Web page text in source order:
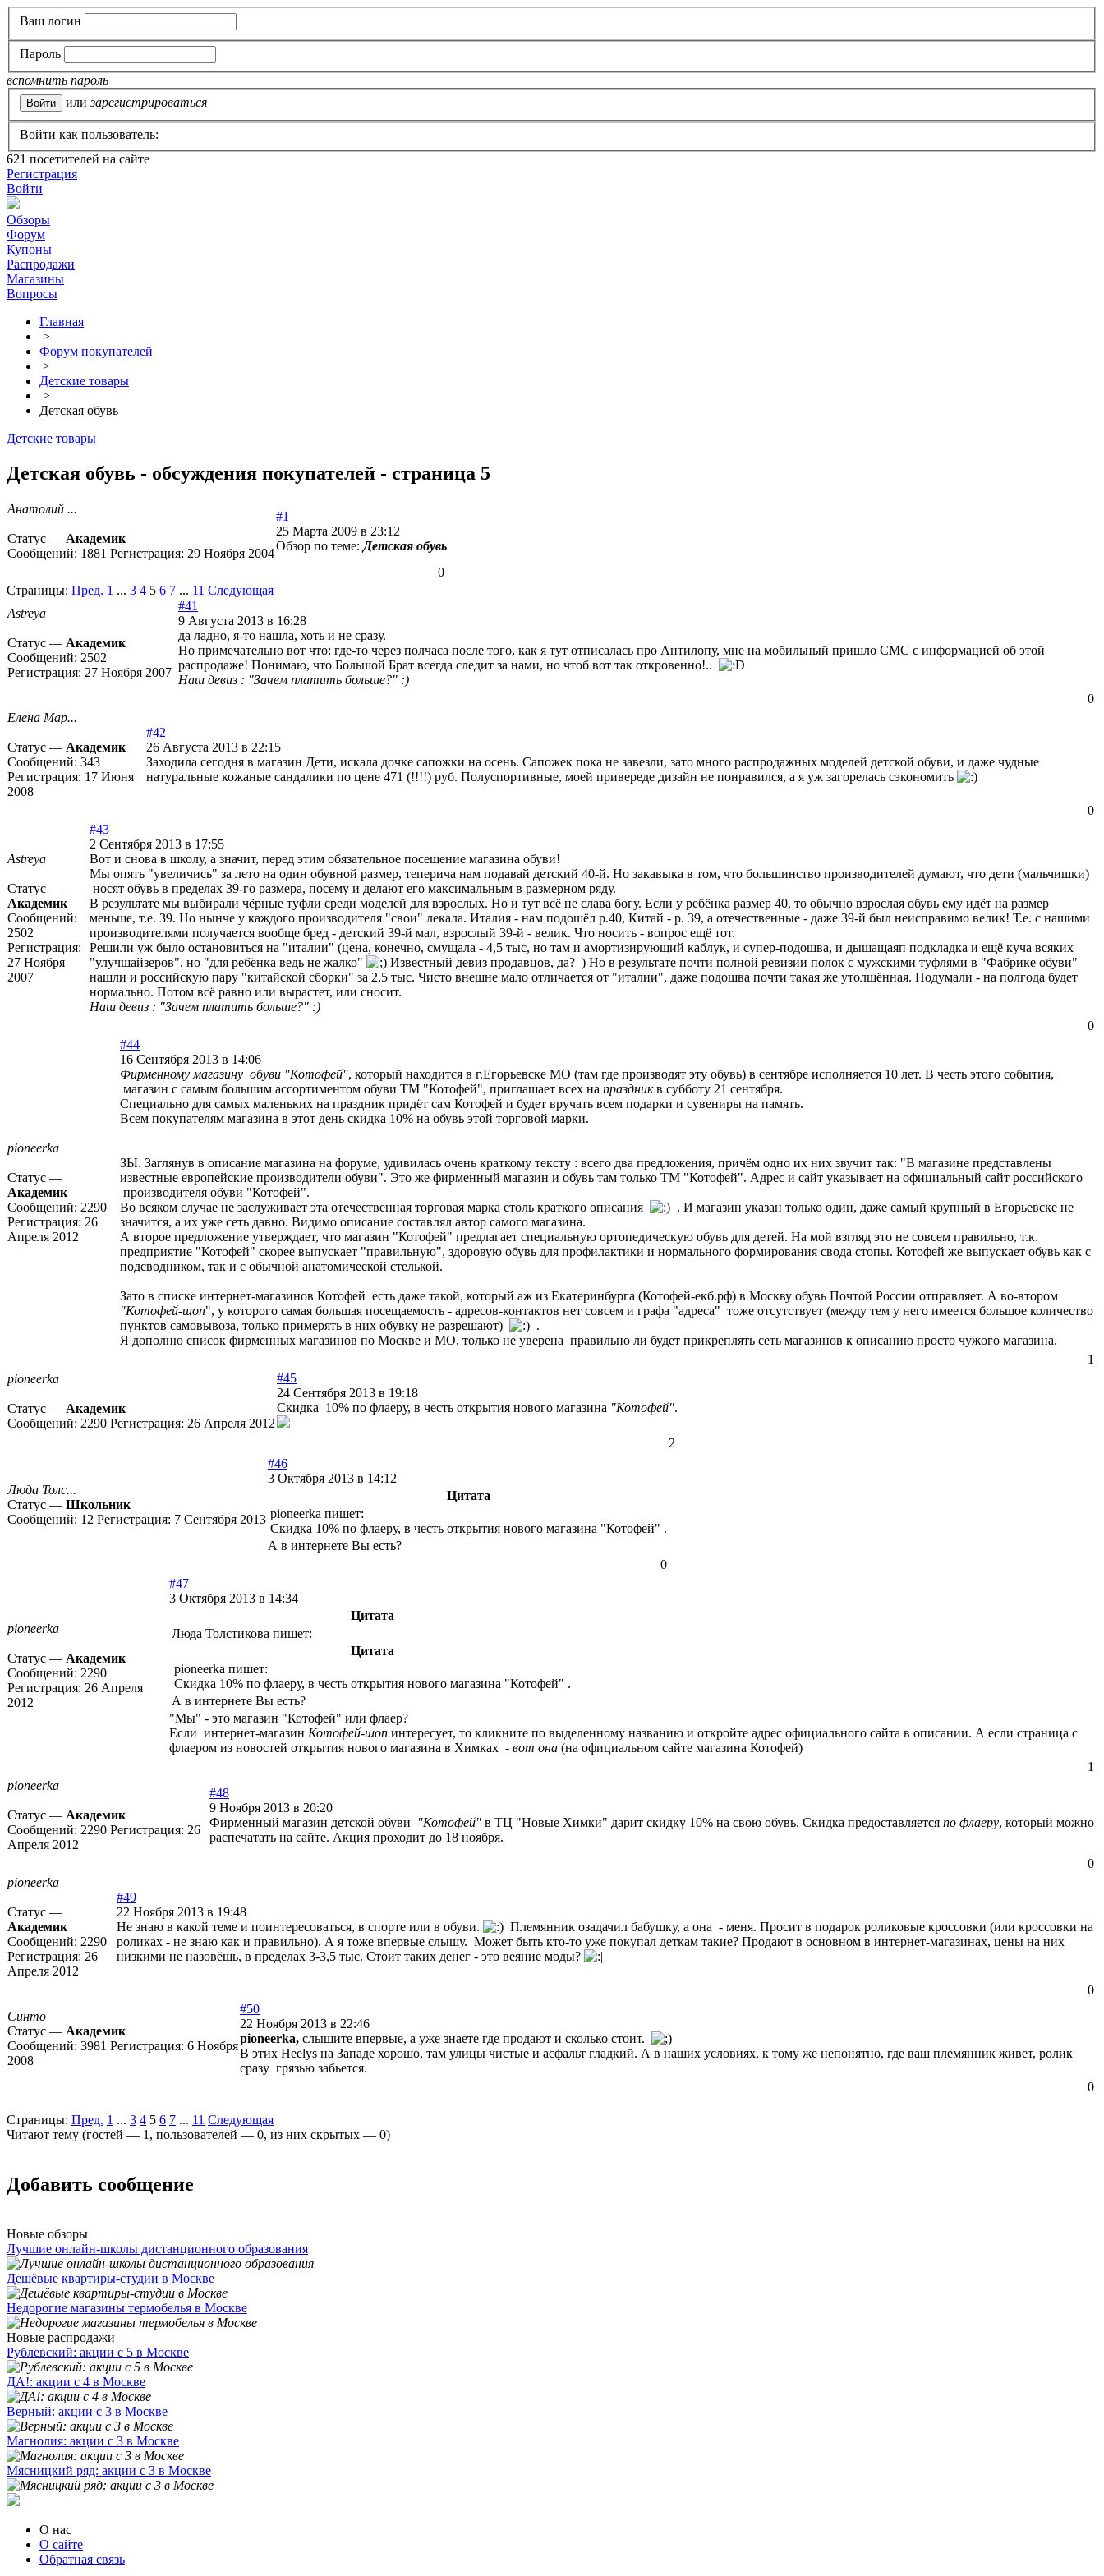
Ваш логин
Пароль
вспомнить пароль
или зарегистрироваться
Войти как пользователь:
621 посетителей на сайте
Регистрация
Войти
Обзоры
Форум
Купоны
Распродажи
Магазины
Вопросы
Главная
>
Форум покупателей
>
Детские товары
>
Детская обувь
Детские товары
Детская обувь - обсуждения покупателей - страница 5
Анатолий ...
Статус — Академик
Сообщений: 1881 Регистрация: 29 Ноября 2004
#1
25 Марта 2009 в 23:12
Обзор по теме: Детская обувь
0
Страницы: Пред. 1 ... 3 4 5 6 7 ... 11 Следующая
Astreya
Статус — Академик
Сообщений: 2502
Регистрация: 27 Ноября 2007
#41
9 Августа 2013 в 16:28
да ладно, я-то нашла, хоть и не сразу.
Но примечательно вот что: где-то через полчаса после того, как я тут отписалась про Антилопу, мне на мобильный пришло СМС с информацией об этой
распродаже! Понимаю, что Большой Брат всегда следит за нами, но чтоб вот так откровенно!..
Наш девиз : "Зачем платить больше?" :)
0
Елена Мар...
Статус — Академик
Сообщений: 343
Регистрация: 17 Июня
2008
#42
26 Августа 2013 в 22:15
Заходила сегодня в магазин Дети, искала дочке сапожки на осень. Сапожек пока не завезли, зато много распродажных моделей детской обуви, и даже чудные
натуральные кожаные сандалики по цене 471 (!!!!) руб. Полуспортивные, моей привереде дизайн не понравился, а я уж загорелась сэкономить
0
Astreya
Статус —
Академик
Сообщений:
2502
Регистрация:
27 Ноября
2007
#43
2 Сентября 2013 в 17:55
Вот и снова в школу, а значит, перед этим обязательное посещение магазина обуви!
Мы опять "увеличись" за лето на один обувной размер, теперича нам подавай детский 40-й. Но закавыка в том, что большинство производителей думают, что дети (мальчишки)
носят обувь в пределах 39-го размера, посему и делают его максимальным в размерном ряду.
В результате мы выбирали чёрные туфли среди моделей для взрослых. Но и тут всё не слава богу. Если у ребёнка размер 40, то обычно взрослая обувь ему идёт на размер
меньше, т.е. 39. Но нынче у каждого производителя "свои" лекала. Италия - нам подошёл р.40, Китай - р. 39, а отечественные - даже 39-й был неисправимо велик! Т.е. с нашими
производителями получается вообще бред - детский 39-й мал, взрослый 39-й - велик. Что носить - вопрос ещё тот.
Решили уж было остановиться на "италии" (цена, конечно, смущала - 4,5 тыс, но там и амортизирующий каблук, и супер-подошва, и дышащаяп подкладка и ещё куча всяких
"улучшайзеров", но "для ребёнка ведь не жалко"
Известный девиз продавцов, да? ) Но в результате почти полной ревизии полок с мужскими туфлями в "Фабрике обуви"
нашли и российскую пару "китайской сборки" за 2,5 тыс. Чисто внешне мало отличается от "италии", даже подошва почти такая же утолщённая. Подумали - на полгода будет
нормально. Потом всё равно или вырастет, или сносит.
Наш девиз : "Зачем платить больше?" :)
0
pioneerka
Статус —
Академик
Сообщений: 2290
Регистрация: 26
Апреля 2012
#44
16 Сентября 2013 в 14:06
Фирменному магазину обуви "Котофей", который находится в г.Егорьевске МО (там где производят эту обувь) в сентябре исполняется 10 лет. В честь этого события,
магазин с самым большим ассортиментом обуви ТМ "Котофей", приглашает всех на праздникв субботу 21 сентября.
Специально для самых маленьких на праздник придёт сам Котофей и будет вручать всем подарки и сувениры на память.
Всем покупателям магазина в этот день скидка 10% на обувь этой торговой марки.
ЗЫ. Заглянув в описание магазина на форуме, удивилась очень краткому тексту : всего два предложения, причём одно их них звучит так: "В магазине представлены
известные европейские производители обуви". Это же фирменный магазин и обувь там только ТМ "Котофей". Адрес и сайт указывает на официальный сайт российского
производителя обуви "Котофей".
Во всяком случае не заслуживает эта отечественная торговая марка столь краткого описания
. И магазин указан только один, даже самый крупный в Егорьевске не
значится, а их уже сеть давно. Видимо описание составлял автор самого магазина.
А второе предложение утверждает, что магазин "Котофей" предлагает специальную ортопедическую обувь для детей. На мой взгляд это не совсем правильно, т.к.
предприятие "Котофей" скорее выпускает "правильную", здоровую обувь для профилактики и нормального формирования свода стопы. Котофей же выпускает обувь как с
подсводником, так и с обычной анатомической стелькой.
Зато в списке интернет-магазинов Котофей есть даже такой, который аж из Екатеринбурга (Котофей-екб.рф) в Москву обувь Почтой России отправляет. А во-втором
"Котофей-шоп", у которого самая большая посещаемость - адресов-контактов нет совсем и графа "адреса" тоже отсутствует (между тем у него имеется большое количество
пунктов самовывоза, только примерять в них обувку не разрешают)
.
Я дополню список фирменных магазинов по Москве и МО, только не уверена правильно ли будет прикреплять сеть магазинов к описанию просто чужого магазина.
1
pioneerka
Статус — Академик
Сообщений: 2290 Регистрация: 26 Апреля 2012
#45
24 Сентября 2013 в 19:18
Скидка 10% по флаеру, в честь открытия нового магазина "Котофей".
2
Люда Толс...
Статус — Школьник
Сообщений: 12 Регистрация: 7 Сентября 2013
#46
3 Октября 2013 в 14:12
Цитата
pioneerka пишет:
Скидка 10% по флаеру, в честь открытия нового магазина "Котофей" .
А в интернете Вы есть?
0
pioneerka
Статус — Академик
Сообщений: 2290
Регистрация: 26 Апреля
2012
#47
3 Октября 2013 в 14:34
Цитата
Люда Толстикова пишет:
Цитата
pioneerka пишет:
Скидка 10% по флаеру, в честь открытия нового магазина "Котофей" .
А в интернете Вы есть?
"Мы" - это магазин "Котофей" или флаер?
Если интернет-магазин Котофей-шоп интересует, то кликните по выделенному названию и откройте адрес официального сайта в описании. А если страница с
флаером из новостей открытия нового магазина в Химках - вот она (на официальном сайте магазина Котофей)
1
pioneerka
Статус — Академик
Сообщений: 2290 Регистрация: 26
Апреля 2012
#48
9 Ноября 2013 в 20:20
Фирменный магазин детской обуви
"Котофей" в ТЦ "Новые Химки" дарит скидку 10% на свою обувь. Скидка предоставляется по флаеру, который можно
распечатать на сайте. Акция проходит до 18 ноября.
0
pioneerka
Статус —
Академик
Сообщений: 2290
Регистрация: 26
Апреля 2012
#49
22 Ноября 2013 в 19:48
Не знаю в какой теме и поинтересоваться, в спорте или в обуви.
Племянник озадачил бабушку, а она - меня. Просит в подарок роликовые кроссовки (или кроссовки на
роликах - не знаю как и правильно). А я тоже впервые слышу. Может быть кто-то уже покупал деткам такие? Продают в основном в интернет-магазинах, цены на них
низкими не назовёшь, в пределах 3-3,5 тыс. Стоит таких денег - это веяние моды?
0
Синто
Статус — Академик
Сообщений: 3981 Регистрация: 6 Ноября
2008
#50
22 Ноября 2013 в 22:46
pioneerka, слышите впервые, а уже знаете где продают и сколько стоит.
В этих Heelys на Западе хорошо, там улицы чистые и асфальт гладкий. А в наших условиях, к тому же непонятно, где ваш племянник живет, ролик
сразу грязью забьется.
0
Страницы: Пред. 1 ... 3 4 5 6 7 ... 11 Следующая
Читают тему (гостей — 1 , пользователей — 0, из них скрытых — 0)
Добавить сообщение
Новые обзоры
Лучшие онлайн-школы дистанционного образования
Дешёвые квартиры-студии в Москве
Недорогие магазины термобелья в Москве
Новые распродажи
Рублевский: акции с 5 в Москве
ДА!: акции с 4 в Москве
Верный: акции с 3 в Москве
Магнолия: акции с 3 в Москве
Мясницкий ряд: акции с 3 в Москве
О нас
О сайте
Обратная связь